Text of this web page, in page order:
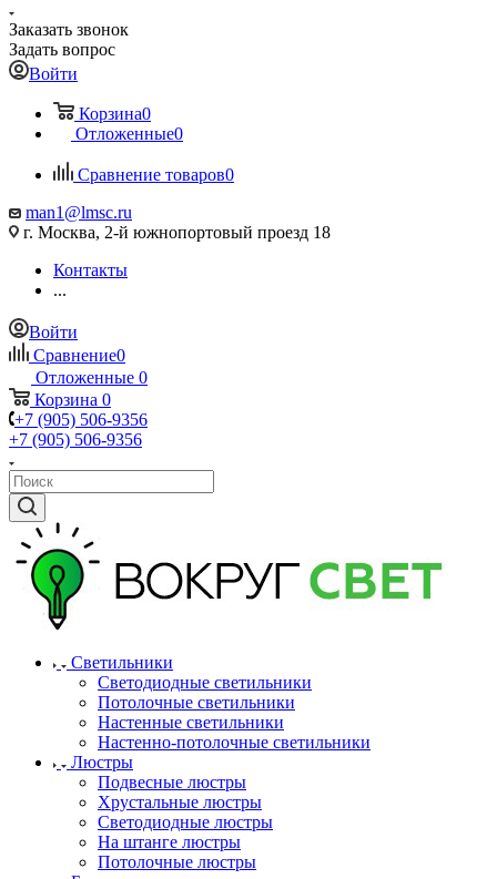
Заказать звонок
Задать вопрос
Войти
Корзина0
Отложенные0
Сравнение товаров0
man1@lmsc.ru
г. Москва, 2-й южнопортовый проезд 18
Контакты
...
Войти
Сравнение0
Отложенные 0
Корзина 0
+7 (905) 506-9356
+7 (905) 506-9356
Светильники
Светодиодные светильники
Потолочные светильники
Настенные светильники
Настенно-потолочные светильники
Люстры
Подвесные люстры
Хрустальные люстры
Светодиодные люстры
На штанге люстры
Потолочные люстры